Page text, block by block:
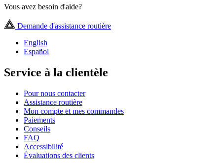
Vous avez besoin d'aide?
Demande d'assistance routière
English
Español
Service à la clientèle
Pour nous contacter
Assistance routière
Mon compte et mes commandes
Paiements
Conseils
FAQ
Accessibilité
Évaluations des clients